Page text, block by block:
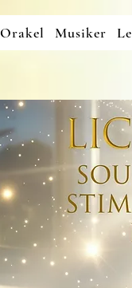
Orakel Musiker